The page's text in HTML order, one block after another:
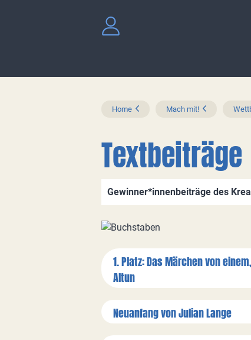
Home Mach mit!
Textbeiträge
Gewinner*innenbeiträge des
1. Platz: Das Märchen von
Altun
Neuanfang von Julian Lange